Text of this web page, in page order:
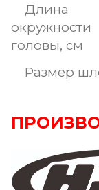
Длина
окружности
головы, см
Размер